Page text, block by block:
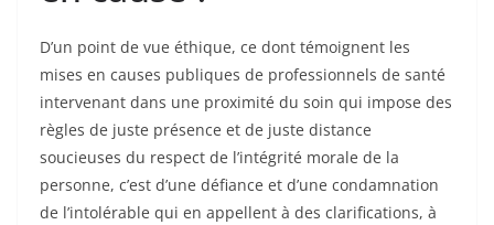
D’un point de vue éthique, ce dont témoignent les
mises en causes publiques de professionnels de santé
intervenant dans une proximité du soin qui impose des
règles de juste présence et de juste distance
soucieuses du respect de l’intégrité morale de la
personne, c’est d’une défiance et d’une condamnation
de l’intolérable qui en appellent à des clarifications, à